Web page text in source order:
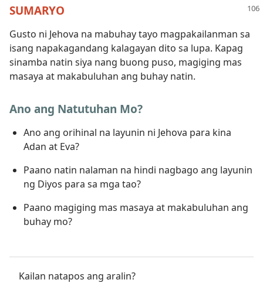
SUMARYO
Gusto ni Jehova na mabuhay tayo magpakailanman sa
isang napakagandang kalagayan dito sa lupa. Kapag
sinamba natin siya nang buong puso, magiging mas
masaya at makabuluhan ang buhay natin.
Ano ang Natutuhan Mo?
Ano ang orihinal na layunin ni Jehova para kina
Adan at Eva?
Paano natin nalaman na hindi nagbago ang layunin
ng Diyos para sa mga tao?
Paano magiging mas masaya at makabuluhan ang
buhay mo?
Kailan natapos ang aralin?